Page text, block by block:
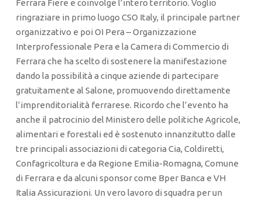
Ferrara Fiere e coinvolge l’intero territorio. Voglio
ringraziare in primo luogo CSO Italy, il principale partner
organizzativo e poi OI Pera – Organizzazione
Interprofessionale Pera e la Camera di Commercio di
Ferrara che ha scelto di sostenere la manifestazione
dando la possibilità a cinque aziende di partecipare
gratuitamente al Salone, promuovendo direttamente
l’imprenditorialità ferrarese. Ricordo che l’evento ha
anche il patrocinio del Ministero delle politiche Agricole,
alimentari e forestali ed è sostenuto innanzitutto dalle
tre principali associazioni di categoria Cia, Coldiretti,
Confagricoltura e da Regione Emilia-Romagna, Comune
di Ferrara e da alcuni sponsor come Bper Banca e VH
Italia Assicurazioni. Un vero lavoro di squadra per un